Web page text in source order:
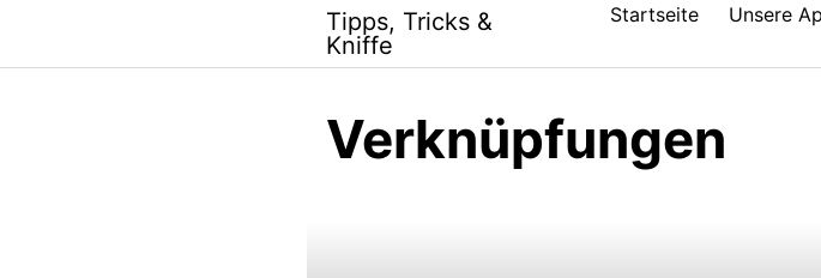
content
Tipps, Tricks &
Kniffe
Startseite Unsere
Verknüpfungen